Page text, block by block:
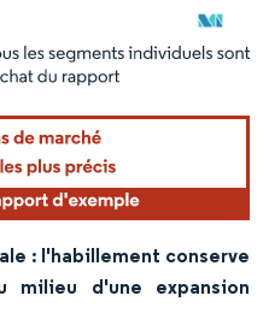
nécessite une attribution sous CC BY
: l'habillement conserve
milieu d'une expansion